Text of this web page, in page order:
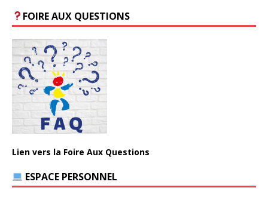
FOIRE AUX QUESTIONS
Lien vers la Foire Aux Questions
ESPACE PERSONNEL